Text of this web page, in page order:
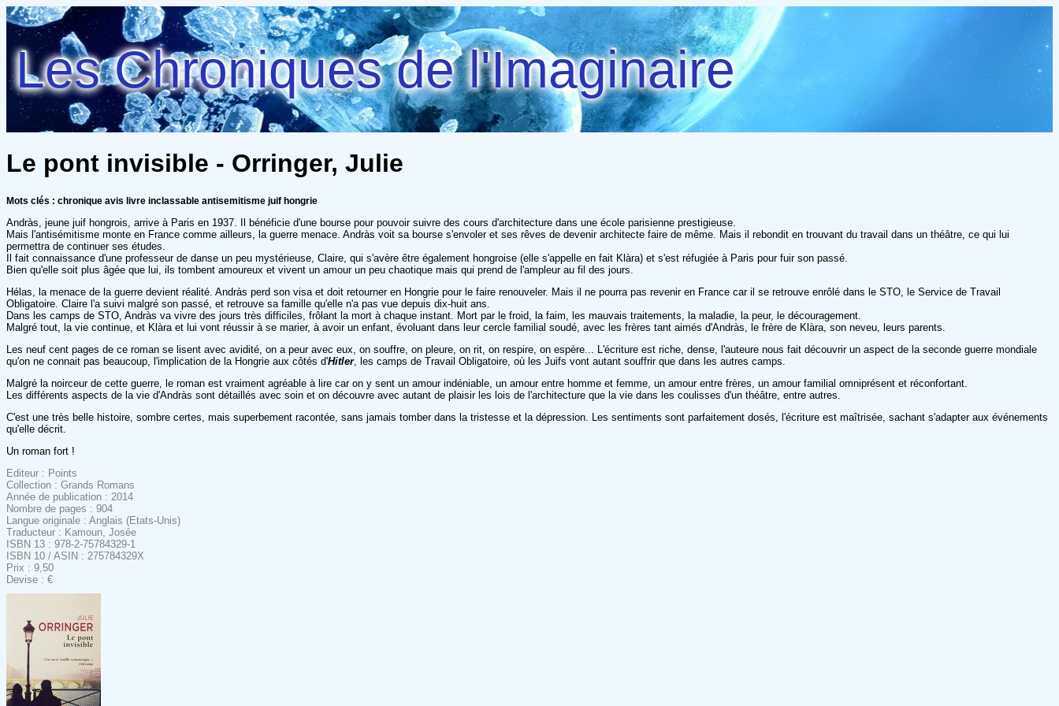
Les Chroniques de l'Imaginaire
Le pont invisible - Orringer, Julie
Mots clés : chronique avis livre inclassable antisemitisme juif hongrie
Andràs, jeune juif hongrois, arrive à Paris en 1937. Il bénéficie d'une bourse pour pouvoir suivre des cours d'architecture dans une école parisienne prestigieuse.
Mais l'antisémitisme monte en France comme ailleurs, la guerre menace. Andràs voit sa bourse s'envoler et ses rêves de devenir architecte faire de même. Mais il rebondit en trouvant du travail dans un théâtre, ce qui lui
permettra de continuer ses études.
Il fait connaissance d'une professeur de danse un peu mystérieuse, Claire, qui s'avère être également hongroise (elle s'appelle en fait Klàra) et s'est réfugiée à Paris pour fuir son passé.
Bien qu'elle soit plus âgée que lui, ils tombent amoureux et vivent un amour un peu chaotique mais qui prend de l'ampleur au fil des jours.
Hélas, la menace de la guerre devient réalité. Andràs perd son visa et doit retourner en Hongrie pour le faire renouveler. Mais il ne pourra pas revenir en France car il se retrouve enrôlé dans le STO, le Service de Travail
Obligatoire. Claire l'a suivi malgré son passé, et retrouve sa famille qu'elle n'a pas vue depuis dix-huit ans.
Dans les camps de STO, Andràs va vivre des jours très difficiles, frôlant la mort à chaque instant. Mort par le froid, la faim, les mauvais traitements, la maladie, la peur, le découragement.
Malgré tout, la vie continue, et Klàra et lui vont réussir à se marier, à avoir un enfant, évoluant dans leur cercle familial soudé, avec les frères tant aimés d'Andràs, le frère de Klàra, son neveu, leurs parents.
Les neuf cent pages de ce roman se lisent avec avidité, on a peur avec eux, on souffre, on pleure, on rit, on respire, on espère... L'écriture est riche, dense, l'auteure nous fait découvrir un aspect de la seconde guerre mondiale
qu'on ne connait pas beaucoup, l'implication de la Hongrie aux côtés d'Hitler, les camps de Travail Obligatoire, où les Juifs vont autant souffrir que dans les autres camps.
Malgré la noirceur de cette guerre, le roman est vraiment agréable à lire car on y sent un amour indéniable, un amour entre homme et femme, un amour entre frères, un amour familial omniprésent et réconfortant.
Les différents aspects de la vie d'Andràs sont détaillés avec soin et on découvre avec autant de plaisir les lois de l'architecture que la vie dans les coulisses d'un théâtre, entre autres.
C'est une très belle histoire, sombre certes, mais superbement racontée, sans jamais tomber dans la tristesse et la dépression. Les sentiments sont parfaitement dosés, l'écriture est maîtrisée, sachant s'adapter aux événements
qu'elle décrit.
Un roman fort !
Editeur : Points
Collection : Grands Romans
Année de publication : 2014
Nombre de pages : 904
Langue originale : Anglais (Etats-Unis)
Traducteur : Kamoun, Josée
ISBN 13 : 978-2-75784329-1
ISBN 10 / ASIN : 275784329X
Prix : 9,50
Devise : €